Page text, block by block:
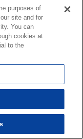
purposes of
site and for
You can
cookies at
to the